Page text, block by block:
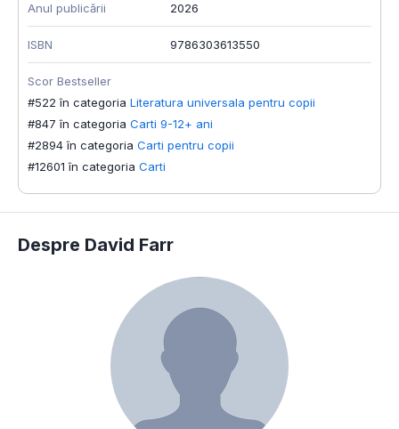
Anul publicării 2026
ISBN 9786303613550
Scor Bestseller
#522 în categoria Literatura universala pentru copii
#847 în categoria Carti 9-12+ ani
#2894 în categoria Carti pentru copii
#12601 în categoria Carti
Despre David Farr